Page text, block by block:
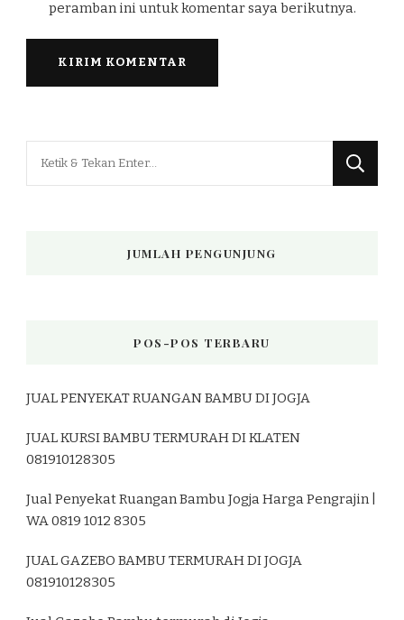
peramban ini untuk komentar saya berikutnya.
JUMLAH PENGUNJUNG
POS-POS TERBARU
JUAL PENYEKAT RUANGAN BAMBU DI JOGJA
JUAL KURSI BAMBU TERMURAH DI KLATEN
081910128305
Jual Penyekat Ruangan Bambu Jogja Harga Pengrajin |
WA 0819 1012 8305
JUAL GAZEBO BAMBU TERMURAH DI JOGJA
081910128305